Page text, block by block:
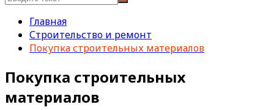
Главная
Строительство и ремонт
Покупка строительных материалов
Покупка строительных
материалов